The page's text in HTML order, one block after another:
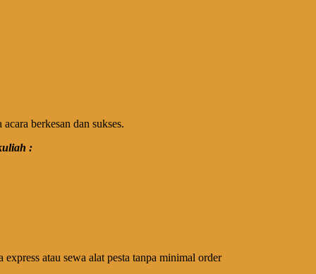
berkesan dan sukses.
:
atau sewa alat pesta tanpa minimal order